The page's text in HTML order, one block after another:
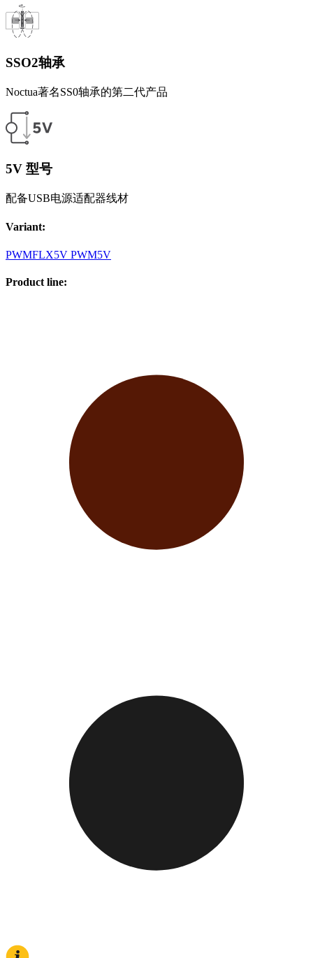
SSO2轴承
Noctua著名SS0轴承的第二代产品
5V 型号
配备USB电源适配器线材
Variant:
PWMFLX5V PWM5V
Product line: